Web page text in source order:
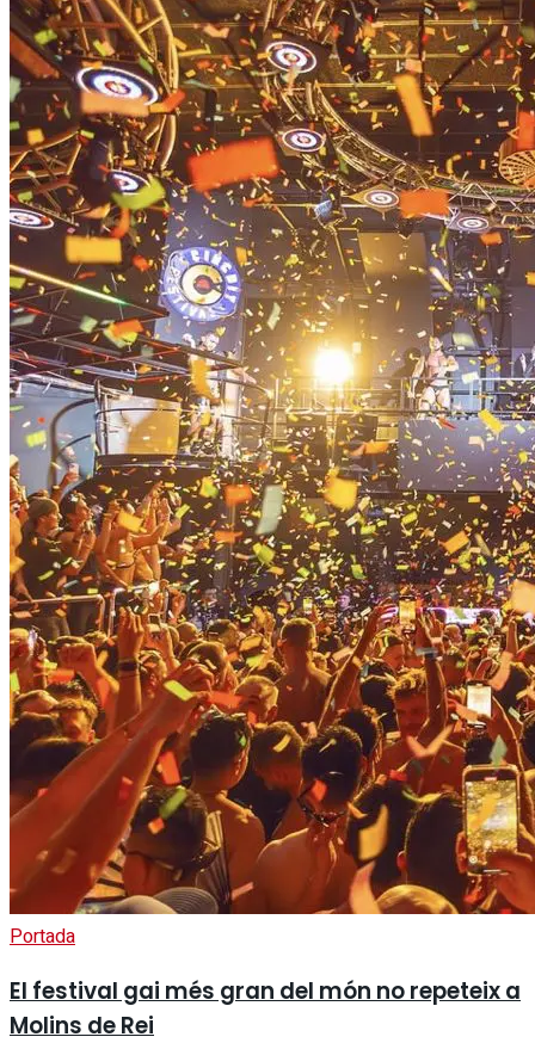
Portada
El festival gai més gran del món no repeteix a
Molins de Rei